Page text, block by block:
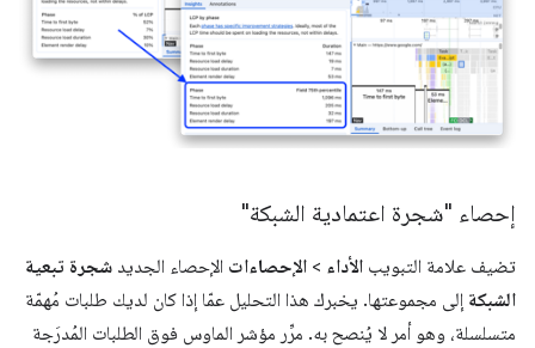
إحصاء "شجرة اعتمادية الشبكة"
تضيف علامة التبويب الأداء > الإحصاءات الإحصاء الجديد شجرة تبعية
الشبكة إلى مجموعتها. يخبرك هذا التحليل عمّا إذا كان لديك طلبات مُهمّة
متسلسلة، وهو أمر لا يُنصح به. مرِّر مؤشر الماوس فوق الطلبات المُدرَجة